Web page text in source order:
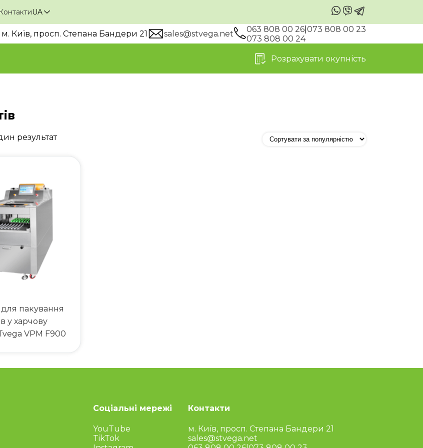
КонтактиUA
м. Київ, просп. Степана Бандери 21 sales@stvega.net 063 808 00 26 073 808 00 23
073 808 00 24
Розрахувати окупність
результат
пакування
у харчову
VPM F900
Соціальні мережі
YouTube
TikTok
Контакти
м. Київ, просп. Степана Бандери 21
sales@stvega.net